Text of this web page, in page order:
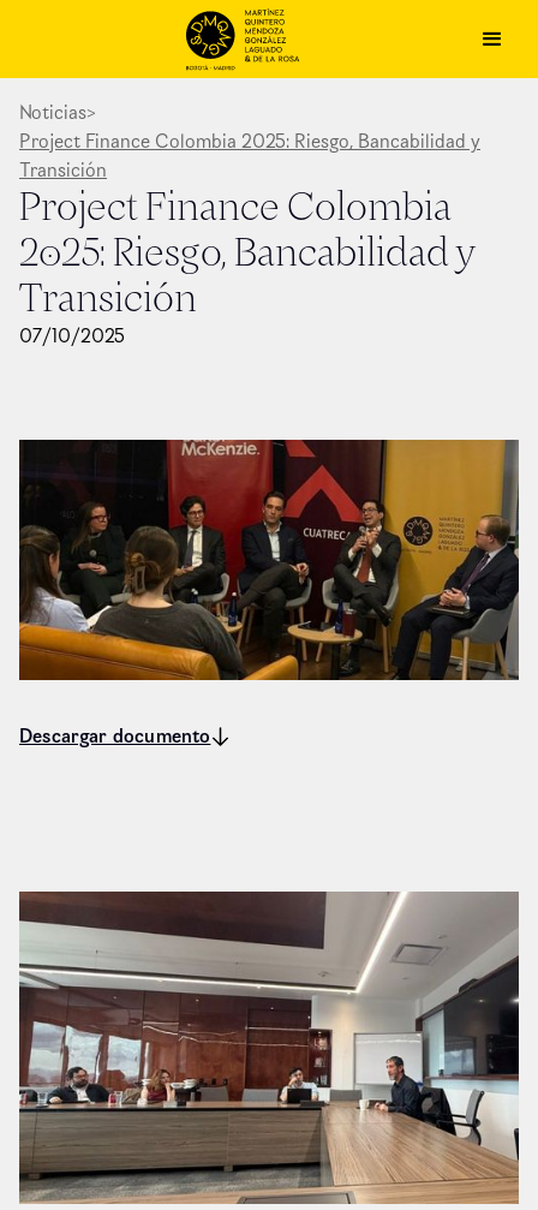
Noticias>
Project Finance Colombia 2025: Riesgo, Bancabilidad y
Transición
Project Finance Colombia
2025: Riesgo, Bancabilidad y
Transición
07/10/2025
Descargar documento